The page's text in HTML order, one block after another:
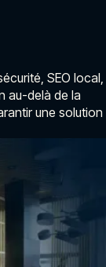
SEO local,
au-delà de la
une solution